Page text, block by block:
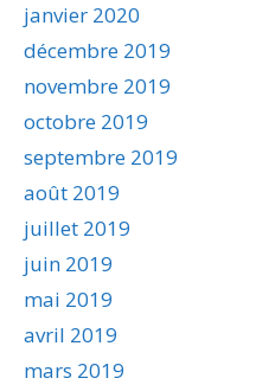
janvier 2020
décembre 2019
novembre 2019
octobre 2019
septembre 2019
août 2019
juillet 2019
juin 2019
mai 2019
avril 2019
mars 2019